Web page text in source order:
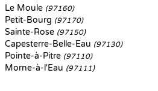
Le Moule (97160)
Petit-Bourg (97170)
Sainte-Rose (97150)
Capesterre-Belle-Eau (97130)
Pointe-à-Pitre (97110)
Morne-à-l'Eau (97111)